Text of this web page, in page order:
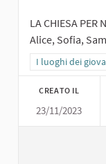
LA CHIESA
Alice, Sofia,
Filtra i risultati
I luoghi dei
CREATO IL
23/11/2023